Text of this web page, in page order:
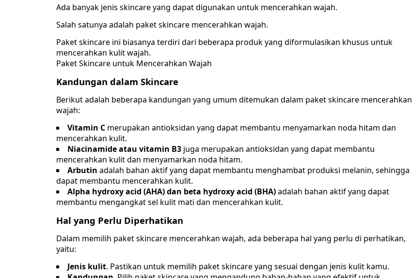
Ada banyak jenis skincare yang dapat digunakan untuk mencerahkan wajah.
Salah satunya adalah paket skincare mencerahkan wajah.
Paket skincare ini biasanya terdiri dari beberapa produk yang diformulasikan khusus untuk
mencerahkan kulit wajah.
Paket Skincare untuk Mencerahkan Wajah
Kandungan dalam Skincare
Berikut adalah beberapa kandungan yang umum ditemukan dalam paket skincare mencerahkan
wajah:
Vitamin C merupakan antioksidan yang dapat membantu menyamarkan noda hitam dan
mencerahkan kulit.
Niacinamide atau vitamin B3 juga merupakan antioksidan yang dapat membantu
mencerahkan kulit dan menyamarkan noda hitam.
Arbutin adalah bahan aktif yang dapat membantu menghambat produksi melanin, sehingga
dapat membantu mencerahkan kulit.
Alpha hydroxy acid (AHA) dan beta hydroxy acid (BHA)adalah bahan aktif yang dapat
membantu mengangkat sel kulit mati dan mencerahkan kulit.
Hal yang Perlu Diperhatikan
Dalam memilih paket skincare mencerahkan wajah, ada beberapa hal yang perlu di perhatikan,
yaitu:
Jenis kulit. Pastikan untuk memilih paket skincare yang sesuai dengan jenis kulit kamu.